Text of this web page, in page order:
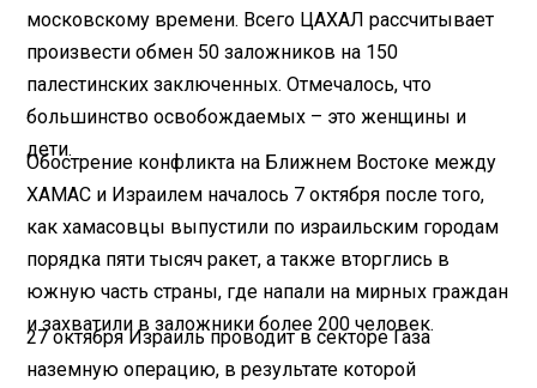
московскому времени. Всего ЦАХАЛ рассчитывает
произвести обмен 50 заложников на 150
палестинских заключенных. Отмечалось, что
большинство освобождаемых – это женщины и
дети.
Обострение конфликта на Ближнем Востоке между
ХАМАС и Израилем началось 7 октября после того,
как хамасовцы выпустили по израильским городам
порядка пяти тысяч ракет, а также вторглись в
южную часть страны, где напали на мирных граждан
и захватили в заложники более 200 человек.
27 октября Израиль проводит в секторе Газа
наземную операцию, в результате которой